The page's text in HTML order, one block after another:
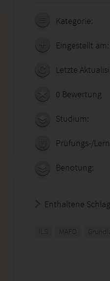
Kategorie:
Eingestellt am:
Letzte
0 Bewertung
Studium:
Prüfungs-/
Benotung:
Enthaltene
ILS MAFO